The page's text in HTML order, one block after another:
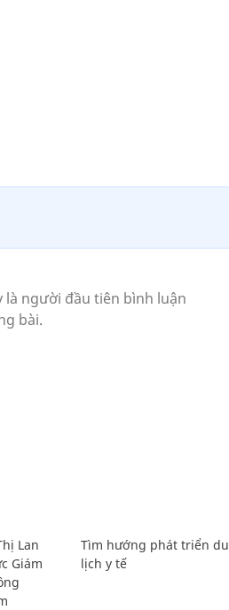
Lan
Giám
Tìm hướng phát triển du
lịch y tế